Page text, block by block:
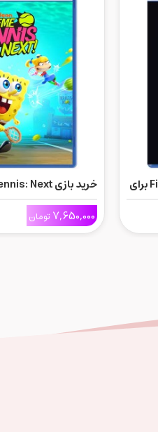
خرید بازی Fighting Force Collection برای
Ps5
7,650,000 تومان